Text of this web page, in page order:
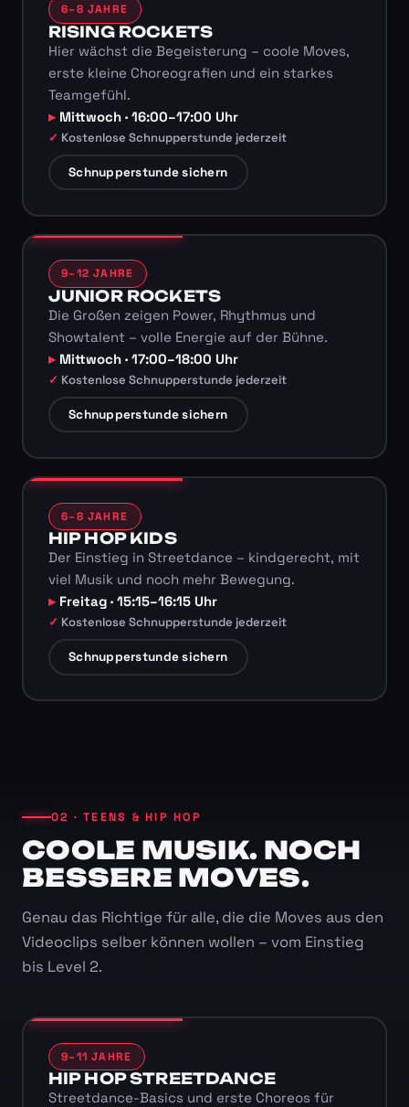
6–8 JAHRE
RISING ROCKETS
Hier wächst die Begeisterung – coole Moves,
erste kleine Choreografien und ein starkes
Teamgefühl.
Mittwoch · 16:00–17:00 Uhr
Kostenlose Schnupperstunde jederzeit
Schnupperstunde sichern
9–12 JAHRE
JUNIOR ROCKETS
Die Großen zeigen Power, Rhythmus und
Showtalent – volle Energie auf der Bühne.
Mittwoch · 17:00–18:00 Uhr
Kostenlose Schnupperstunde jederzeit
Schnupperstunde sichern
6–8 JAHRE
HIP HOP KIDS
Der Einstieg in Streetdance – kindgerecht, mit
viel Musik und noch mehr Bewegung.
Freitag · 15:15–16:15 Uhr
Kostenlose Schnupperstunde jederzeit
Schnupperstunde sichern
02 · TEENS & HIP HOP
COOLE MUSIK. NOCH
BESSERE MOVES.
Genau das Richtige für alle, die die Moves aus den
Videoclips selber können wollen – vom Einstieg
bis Level 2.
9–11 JAHRE
HIP HOP STREETDANCE
Streetdance-Basics und erste Choreos für